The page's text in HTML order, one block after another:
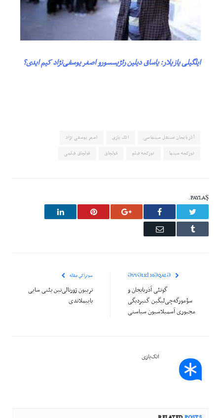
ایلگیلی یازیلار: یاساق دیلین رئژیسسورو اصغر یوسفی‌نژاد کیم ایدی؟
آذربایجان مستقل سینماسی اتک یازی
اصغر یوسفی نژاد
تورکجه سینما
تورکجه فیلم قولچاق قولچاق فیلمی
PAYLAŞ.
Facebook
Google+
Pinterest
LinkedIn
Tumblr
Email
گونئی آذربایجان و
سؤمورگه‌چی‌لیگین گتیردیگی
مجبوری آسمیلاسیون سیاستی
سونراکي مقاله
تریبون ژورنالی‌نین یئنی سایی
یاییملاندی
اتک‌یازی